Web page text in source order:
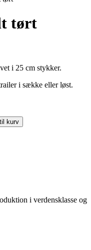
tørt
i 25 cm stykker.
i sække eller løst.
kurv
i verdensklasse og